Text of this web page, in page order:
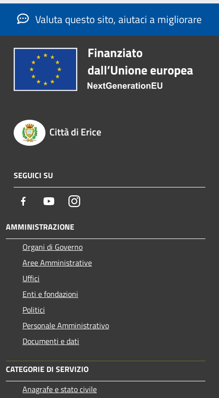
Valuta questo sito, aiutaci a migliorare
Città di Erice
SEGUICI SU
Facebook YoutubeInstagram
AMMINISTRAZIONE
Organi di Governo
Aree Amministrative
Uffici
Enti e fondazioni
Politici
Personale Amministrativo
Documenti e dati
CATEGORIE DI SERVIZIO
Anagrafe e stato civile